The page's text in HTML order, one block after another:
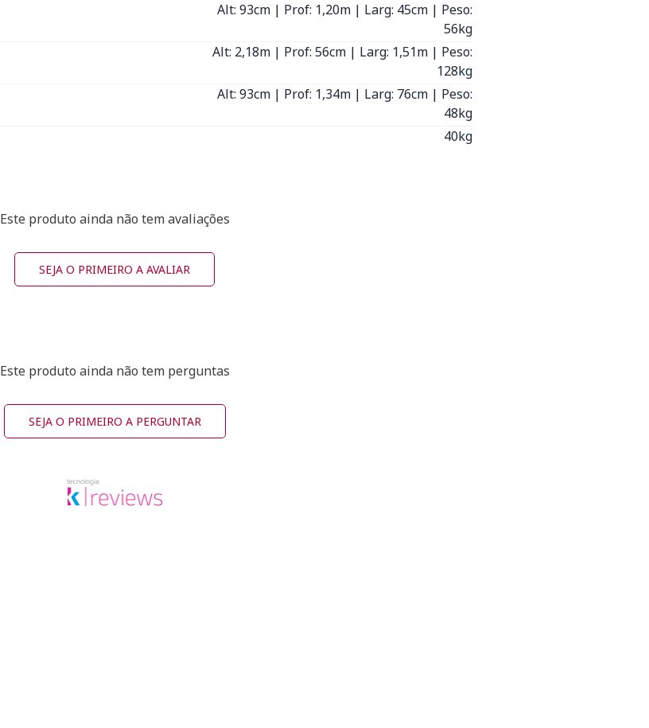
Alt: 93cm | Prof: 1,20m | Larg: 45cm | Peso:
56kg
Alt: 2,18m | Prof: 56cm | Larg: 1,51m | Peso:
128kg
Alt: 93cm | Prof: 1,34m | Larg: 76cm | Peso:
48kg
40kg
Este produto ainda não tem avaliações
SEJA O PRIMEIRO A AVALIAR
Este produto ainda não tem perguntas
SEJA O PRIMEIRO A PERGUNTAR